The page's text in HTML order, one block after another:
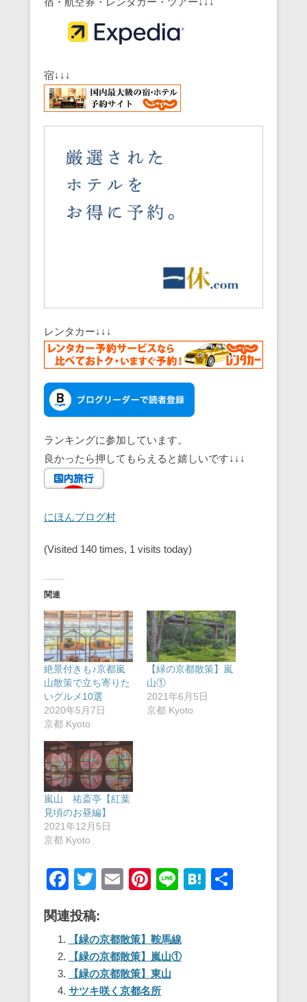
宿↓↓↓
レンタカー↓↓↓
ランキングに参加しています。
良かったら押してもらえると嬉しいです↓↓↓
にほんブログ村
(Visited 140 times, 1 visits today)
関連
絶景付きも♪京都嵐
山散策で立ち寄りた
いグルメ10選
2020年5月7日
京都 Kyoto
【緑の京都散策】嵐
山①
2021年6月5日
京都 Kyoto
嵐山 祐斎亭【紅葉
見頃のお昼編】
2021年12月5日
京都 Kyoto
F
c
e
b
o
T
tt
er
E
Pi
e
st
Li
H
関連投稿:
【緑の京都散策】鞍馬線
【緑の京都散策】嵐山①
【緑の京都散策】東山
サツキ咲く京都名所